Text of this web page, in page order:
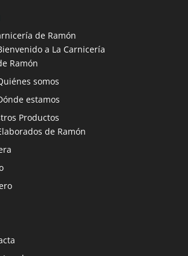
de Ramón
a La Carnicería
Ramón
somos
estamos
Productos
de Ramón